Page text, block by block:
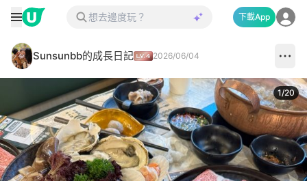
下載App
Sunsunbb的成長日記 2026/06/04
1/20